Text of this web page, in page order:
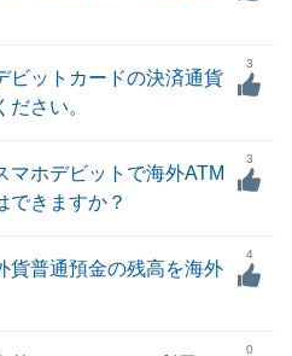
ビットカードの決済通貨
さい。
3
マホデビットで海外ATM
できますか？
3
貨普通預金の残高を海外
4
0